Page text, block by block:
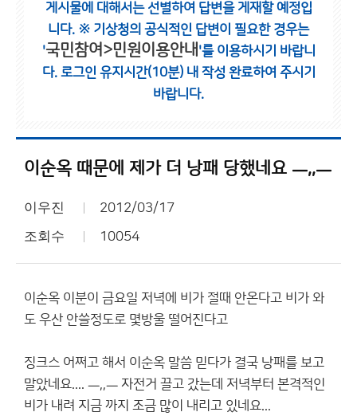
게시물에 대해서는 선별하여 답변을 게재할 예정입
니다. ※ 기상청의 공식적인 답변이 필요한 경우는
'국민참여>민원이용안내 '를 이용하시기 바랍니
다. 로그인 유지시간(10분) 내 작성 완료하여 주시기
바랍니다.
이순옥 때문에 제가 더 낭패 당했네요 ㅡ,,ㅡ
이우진 2012/03/17
조회수 10054
이순옥 이분이 금요일 저녁에 비가 절때 안온다고 비가 와
도 우산 안쓸정도로 몇방울 떨어진다고
징크스 어쩌고 해서 이순옥 말씀 믿다가 결국 낭패를 보고
말았네요.... ㅡ,,ㅡ 자전거 끌고 갔는데 저녁부터 본격적인
비가 내려 지금 까지 조금 많이 내리고 있네요...